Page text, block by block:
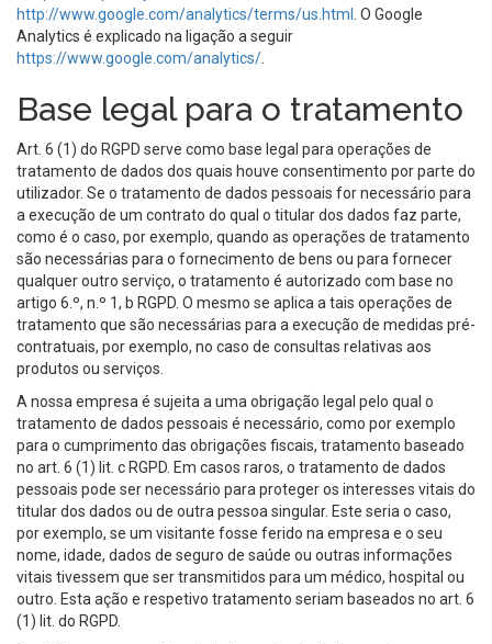
http://www.google.com/analytics/terms/us.html
. O Google
Analytics é explicado na ligação a seguir
https://www.google.com/analytics/
Base legal para o tratamento
Art. 6 (1) do RGPD serve como base legal para operações de
tratamento de dados dos quais houve consentimento por parte do
utilizador. Se o tratamento de dados pessoais for necessário para
a execução de um contrato do qual o titular dos dados faz parte,
como é o caso, por exemplo, quando as operações de tratamento
são necessárias para o fornecimento de bens ou para fornecer
qualquer outro serviço, o tratamento é autorizado com base no
artigo 6.º, n.º 1, b RGPD. O mesmo se aplica a tais operações de
tratamento que são necessárias para a execução de medidas pré-
contratuais, por exemplo, no caso de consultas relativas aos
produtos ou serviços.
A nossa empresa é sujeita a uma obrigação legal pelo qual o
tratamento de dados pessoais é necessário, como por exemplo
para o cumprimento das obrigações fiscais, tratamento baseado
no art. 6 (1) lit. c RGPD. Em casos raros, o tratamento de dados
pessoais pode ser necessário para proteger os interesses vitais do
titular dos dados ou de outra pessoa singular. Este seria o caso,
por exemplo, se um visitante fosse ferido na empresa e o seu
nome, idade, dados de seguro de saúde ou outras informações
vitais tivessem que ser transmitidos para um médico, hospital ou
outro. Esta ação e respetivo tratamento seriam baseados no art. 6
(1) lit. do RGPD.